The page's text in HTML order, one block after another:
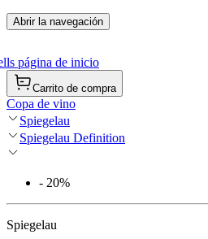
Abrir la navegación
página de inicio
Carrito de compra
Copa de vino
Spiegelau
Spiegelau Definition
- 20%
Spiegelau